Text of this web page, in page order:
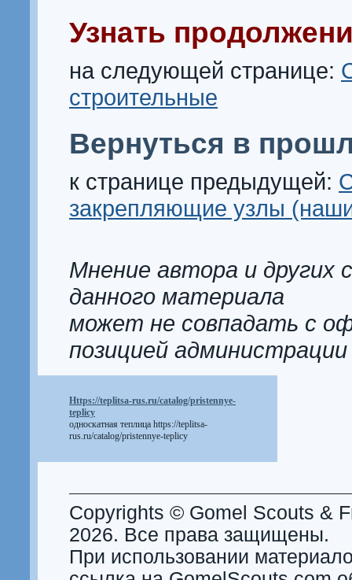
Узнать
на следующей странице:
строительные
Вернуться в
к странице предыдущей:
закрепляющие узлы
Мнение автора и других
данного материала
может не совпадать с
позицией
Https://teplitsa-rus.ru/catalog/pristennye-
teplicy
односкатная теплица https://teplitsa-
rus.ru/catalog/pristennye-teplicy
Copyrights © Gomel Scouts &
2026. Все права защищены.
При использовании